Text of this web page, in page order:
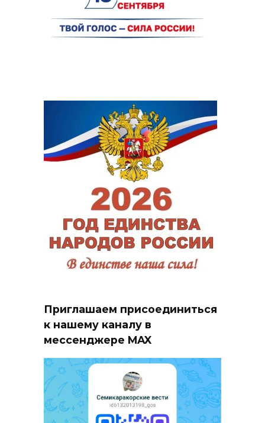
Приглашаем присоединиться
к нашему каналу в
мессенджере MAX